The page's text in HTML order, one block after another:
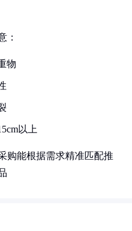
：
物
以上
购能根据需求精准匹配推